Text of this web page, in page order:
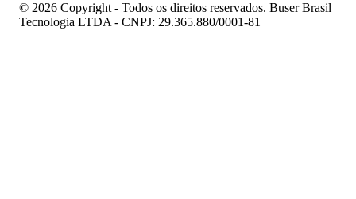
© 2026 Copyright - Todos os direitos reservados. Buser Brasil
Tecnologia LTDA - CNPJ: 29.365.880/0001-81